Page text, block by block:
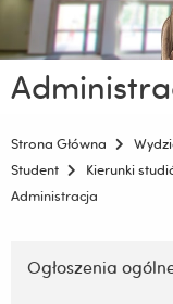
Strona Główna
Student
Kierunki
Administracja
nawigację
Ogłoszenia